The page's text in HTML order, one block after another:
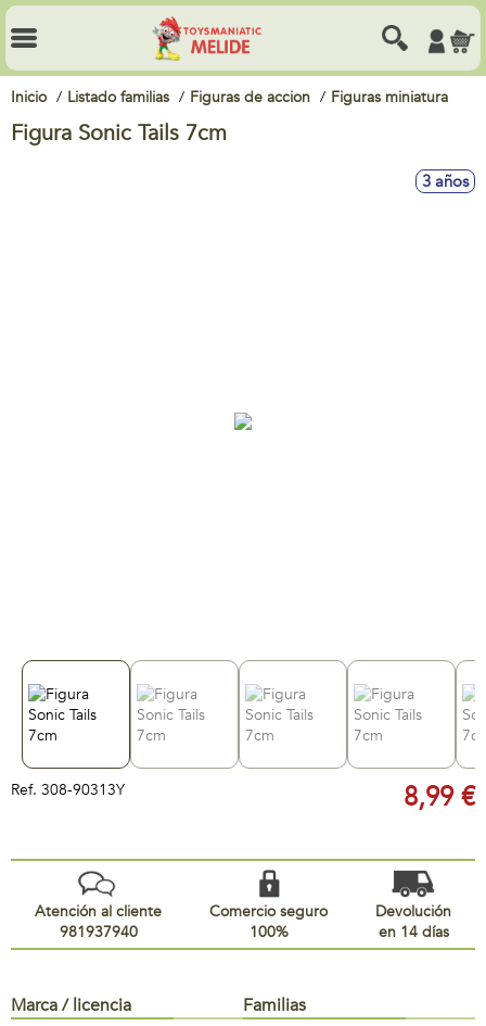
Inicio Listado familias Figuras de accion Figuras miniatura
Figura Sonic Tails 7cm
3 años
Ref. 308-90313Y 8,99 €
Atención al cliente
981937940
Comercio seguro
100%
Devolución
en 14 días
Marca / licencia Familias